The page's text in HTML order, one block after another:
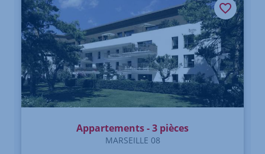
Appartements - 3 pièces
MARSEILLE 08